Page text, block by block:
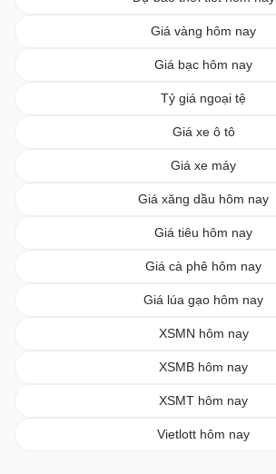
Giá vàng hôm nay
Giá bạc hôm nay
Tỷ giá ngoại tệ
Giá xe ô tô
Giá xe máy
Giá xăng dầu hôm nay
Giá tiêu hôm nay
Giá cà phê hôm nay
Giá lúa gạo hôm nay
XSMN hôm nay
XSMB hôm nay
XSMT hôm nay
Vietlott hôm nay